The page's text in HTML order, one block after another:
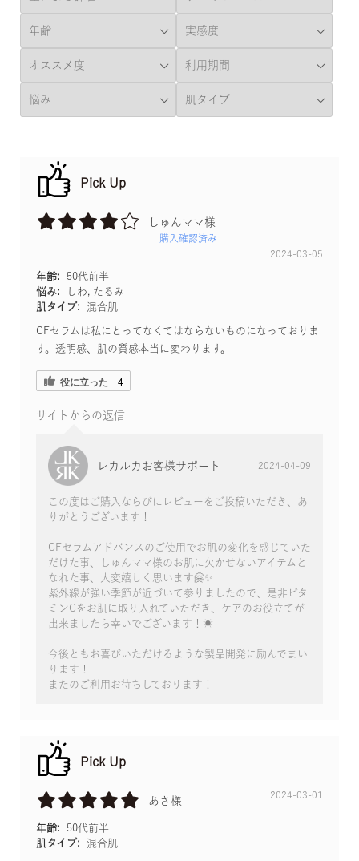
Pick Up
しゅんママ様
購入確認済み
2024-03-05
年齢:
50代前半
悩み:
しわ, たるみ
肌タイプ:
混合肌
CFセラムは私にとってなくてはならないものになっておりま
す。透明感、肌の質感本当に変わります。
役に立った 4
サイトからの返信
レカルカお客様サポート 2024-04-09
この度はご購入ならびにレビューをご投稿いただき、あ
りがとうございます！
CFセラムアドバンスのご使用でお肌の変化を感じていた
だけた事、しゅんママ様のお肌に欠かせないアイテムと
なれた事、大変嬉しく思います🤗✨
紫外線が強い季節が近づいて参りましたので、是非ビタ
ミンCをお肌に取り入れていただき、ケアのお役立てが
出来ましたら幸いでございます！☀️
今後ともお喜びいただけるような製品開発に励んでまい
ります！
またのご利用お待ちしております！
Pick Up
あさ様
2024-03-01
年齢:
50代前半
肌タイプ:
混合肌